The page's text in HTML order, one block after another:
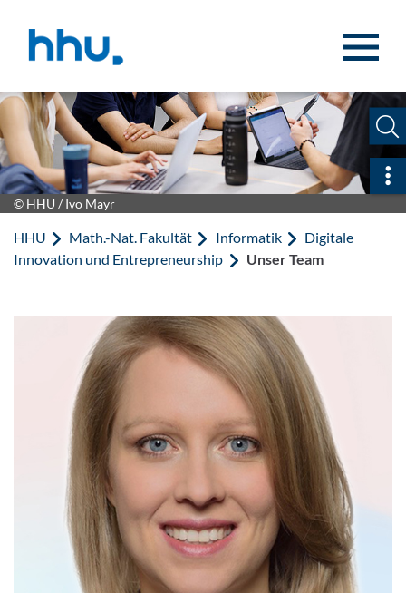
© HHU / Ivo Mayr
HHU Math.-Nat. Fakultät Informatik
Digitale
Innovation und Entrepreneurship
Unser Team